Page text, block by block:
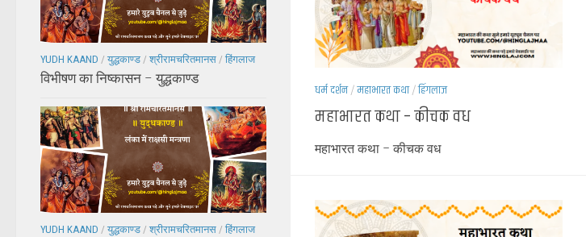
धर्म दर्शन/महाभारत कथा/हिंगलाज
महाभारत कथा – कीचक वध
महाभारत कथा – कीचक वध
YUDH KAAND / युद्धकाण्ड / श्रीरामचरितमानस / हिंगलाज
विभीषण का निष्कासन – युद्धकाण्ड
YUDH KAAND / युद्धकाण्ड / श्रीरामचरितमानस / हिंगलाज